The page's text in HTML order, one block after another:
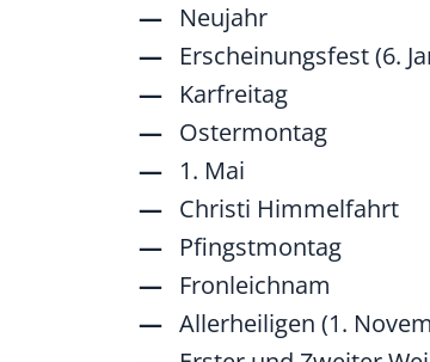
Neujahr
Erscheinungsfest (6.
Karfreitag
Ostermontag
1. Mai
Christi Himmelfahrt
Pfingstmontag
Fronleichnam
Allerheiligen (1.